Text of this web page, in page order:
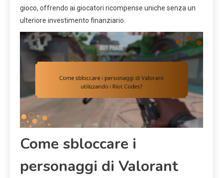
gioco, offrendo ai giocatori ricompense uniche senza un
ulteriore investimento finanziario.
Come sbloccare i
personaggi di Valorant